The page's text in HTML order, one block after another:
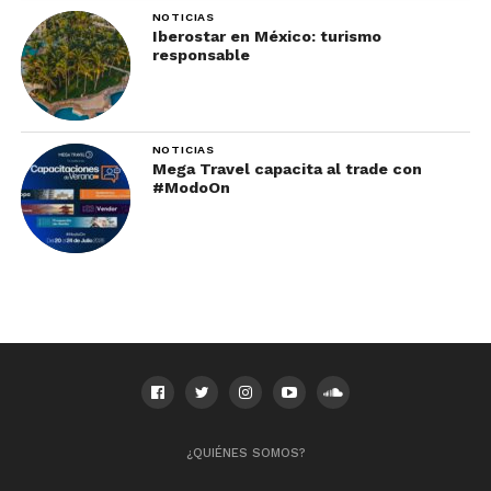
NOTICIAS
Iberostar en México: turismo
responsable
NOTICIAS
Mega Travel capacita al trade con
#ModoOn
¿QUIÉNES SOMOS?